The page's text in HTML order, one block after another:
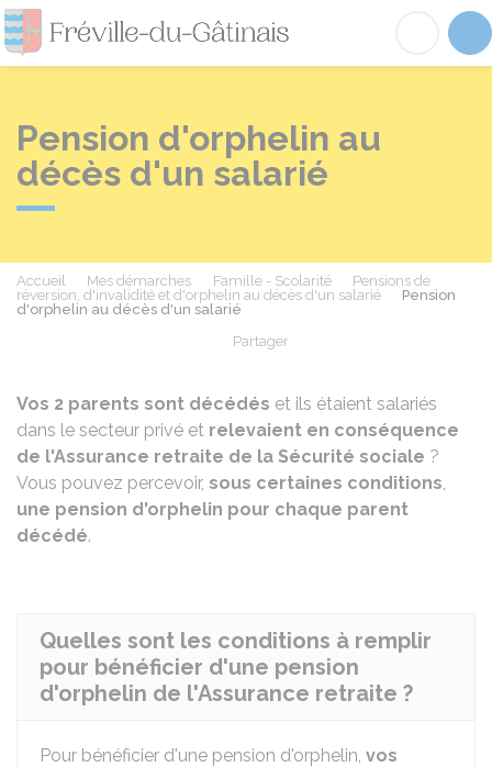
Fréville-du-
Pension d'orphelin au
décès d'un salarié
Accueil Mes démarches Famille - Scolarité
Pensions de
réversion, d'invalidité et d'orphelin au décès d'un salarié
Pension
d'orphelin au décès d'un salarié
Partager
Vos 2 parents sont décédés et ils étaient salariés
dans le secteur privé et relevaient en conséquence
de l'Assurance retraite de la Sécurité sociale ?
Vous pouvez percevoir, sous certaines conditions,
une pension d'orphelin pour chaque parent
décédé.
Quelles sont les conditions à remplir
pour bénéficier d'une pension
d'orphelin de l'Assurance retraite ?
Pour bénéficier d'une pension d'orphelin, vos